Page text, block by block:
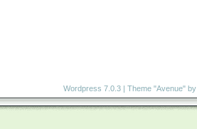
Wordpress 7.0.3 | Theme "Avenue"